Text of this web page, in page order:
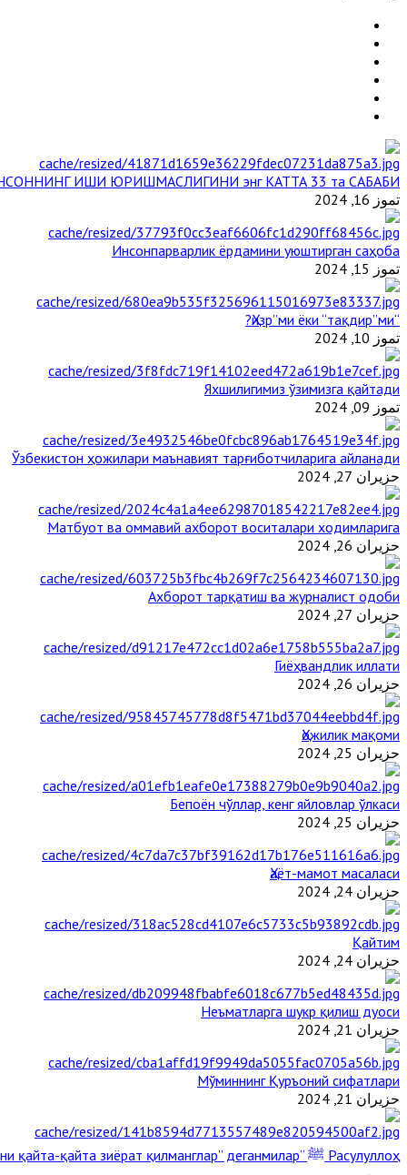
ИШИ ЮРИШМАСЛИГИНИ энг КАТТА 33 та САБАБИ
تموز 16, 2024
Инсонпарварлик ёрдамини уюштирган саҳоба
تموز 15, 2024
“Ҳизр”ми ёки “тақдир”ми?
تموز 10, 2024
Яхшилигимиз ўзимизга қайтади
تموز 09, 2024
Ўзбекистон ҳожилари маънавият тарғиботчиларига айланади
حزيران 27, 2024
Матбуот ва оммавий ахборот воситалари ходимларига
حزيران 26, 2024
Ахборот тарқатиш ва журналист одоби
حزيران 27, 2024
Гиёҳвандлик иллати
حزيران 26, 2024
Ҳожилик мақоми
حزيران 25, 2024
Бепоён чўллар, кенг яйловлар ўлкаси
حزيران 25, 2024
Ҳаёт-мамот масаласи
حزيران 24, 2024
Қайтим
حزيران 24, 2024
Неъматларга шукр қилиш дуоси
حزيران 21, 2024
Мўминнинг Қуръоний сифатлари
حزيران 21, 2024
Расулуллоҳ ﷺ “Қабримни қайта-қайта зиёрат қилманглар” деганмилар?